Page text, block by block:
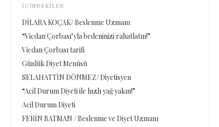
İÇINDEKILER
DİLARA KOÇAK/ Beslenme Uzmanı
“Vicdan Çorbası’yla bedeninizi rahatlatın!”
Vicdan Çorbası tarifi
Günlük Diyet Menüsü
SELAHATTİN DÖNMEZ/ Diyetisyen
“Acil Durum Diyeti ile hızlı yağ yakın!”
Acil Durum Diyeti
FERİN BATMAN / Beslenme ve Diyet Uzmanı